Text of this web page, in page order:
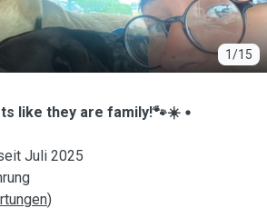
1/15
like they are family!🐾☀️
Juli 2025
)